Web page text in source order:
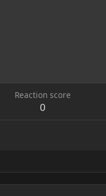
Reaction score
0